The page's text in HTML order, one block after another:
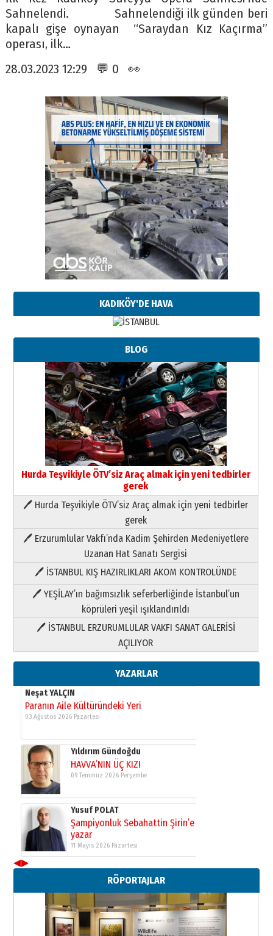
Sahnelendi. Sahnelendiği ilk günden beri
kapalı gişe oynayan “Saraydan Kız Kaçırma”
operası, ilk…
28.03.2023 12:29 💬 0 👀
KADIKÖY'DE HAVA
BLOG
Hurda Teşvikiyle ÖTV’siz Araç almak için yeni tedbirler
gerek
🖊 Hurda Teşvikiyle ÖTV’siz Araç almak için yeni tedbirler
gerek
🖊 Erzurumlular Vakfı’nda Kadim Şehirden Medeniyetlere
Uzanan Hat Sanatı Sergisi
🖊 İSTANBUL KIŞ HAZIRLIKLARI AKOM KONTROLÜNDE
🖊 YEŞİLAY’ın bağımsızlık seferberliğinde İstanbul’un
köprüleri yeşil ışıklandırıldı
🖊 İSTANBUL ERZURUMLULAR VAKFI SANAT GALERİSİ
AÇILIYOR
YAZARLAR
Paranın Aile Kültüründeki Yeri
03 Ağustos 2026 Pazartesi
Yıldırım Gündoğdu
HAVVA’NIN ÜÇ KIZI
09 Temmuz 2026 Perşembe
Yusuf POLAT
Şampiyonluk Sebahattin Şirin’e
11 Mayıs 2026 Pazartesi
Neşat YALÇIN
Paranın Aile Kültüründeki Yeri
03 Ağustos 2026 Pazartesi
Yıldırım Gündoğdu
HAVVA’NIN ÜÇ KIZI
09 Temmuz 2026 Perşembe
Yusuf POLAT
Şampiyonluk Sebahattin Şirin’e
yazar
11 Mayıs 2026 Pazartesi
Neşat YALÇIN
Paranın Aile Kültüründeki Yeri
03 Ağustos 2026 Pazartesi
Yıldırım Gündoğdu
◀▶
RÖPORTAJLAR